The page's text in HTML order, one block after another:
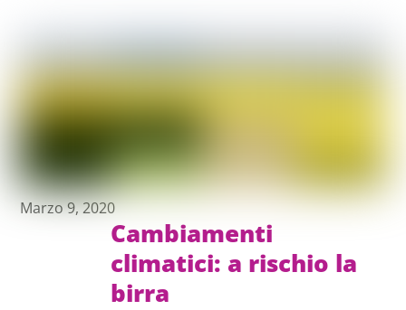
Marzo 9, 2020
Cambiamenti
climatici: a rischio la
birra